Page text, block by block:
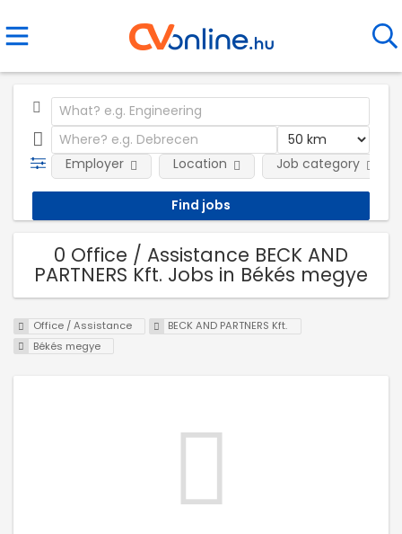
Employer Location Job category
0 Office / Assistance BECK AND
PARTNERS Kft. Jobs in Békés megye
Office / Assistance
BECK AND PARTNERS Kft.
Békés megye